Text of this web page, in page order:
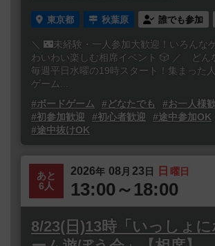
東京都 秋葉原 誰でも参加
＼ 🌃未経験・一人参加大歓迎！いろんな
わいわい楽しむ相席イベント 🎲 ／ ど
毎週平日水曜の19時スタート！集まった
ゲーム...
#ボードゲーム
#どなたでも
#お一人様
#初参加歓迎
#初心者歓迎
#途中参加OK
#途中抜けOK
あと
6人
2026年 08 月 23日 日 曜日
13:00～18:00
8/23(日)13時「いっしょ